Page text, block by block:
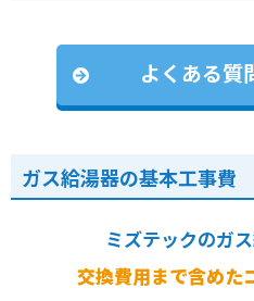
よくある質
ガス給湯器の基本工事費
ミズテックのガ
交換費用まで含めた